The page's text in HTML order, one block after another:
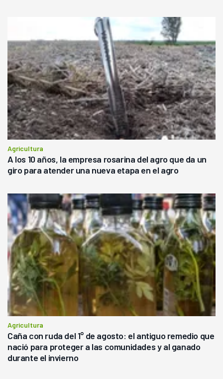
Agricultura
A los 10 años, la empresa rosarina del agro que da un
giro para atender una nueva etapa en el agro
Agricultura
Caña con ruda del 1° de agosto: el antiguo remedio que
nació para proteger a las comunidades y al ganado
durante el invierno